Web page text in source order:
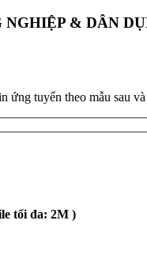
& DÂN
tuyển theo mẫu sau
tối đa: 2M )